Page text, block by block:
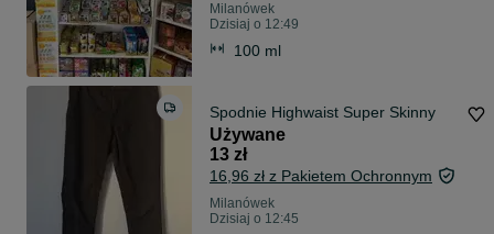
Milanówek
Dzisiaj o 12:49
100 ml
Spodnie Highwaist Super Skinny
Używane
13 zł
16,96 zł z Pakietem Ochronnym
Milanówek
Dzisiaj o 12:45